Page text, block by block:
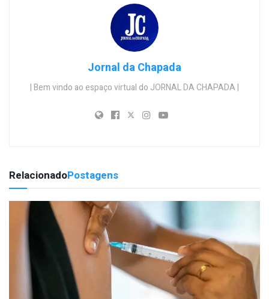
Jornal da Chapada
| Bem vindo ao espaço virtual do JORNAL DA CHAPADA |
RelacionadoPostagens